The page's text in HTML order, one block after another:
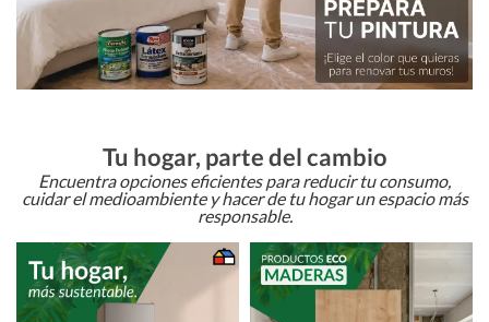
Tu hogar, parte del cambio
Encuentra opciones eficientes para reducir tu consumo,
cuidar el medioambiente y hacer de tu hogar un espacio más
responsable.